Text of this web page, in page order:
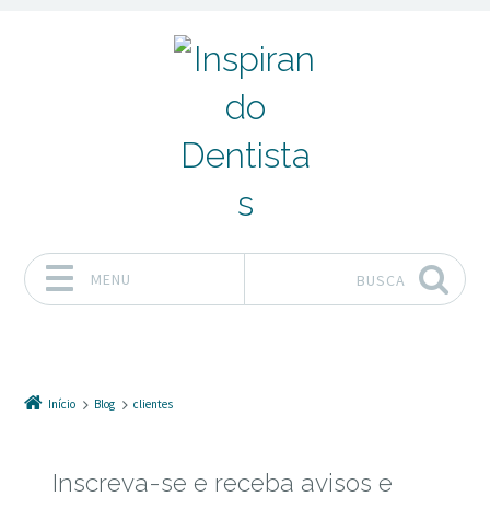
MENU BUSCA
Início Blog clientes
Inscreva-se e receba avisos e